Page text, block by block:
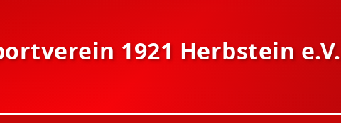
1921 Herbstein e.V.